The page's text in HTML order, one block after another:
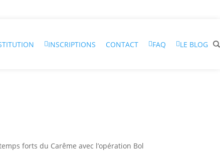
INSCRIPTIONS CONTACT FAQ LE BLOG
forts du Carême avec l’opération Bol